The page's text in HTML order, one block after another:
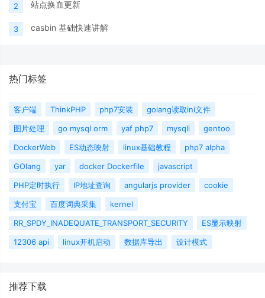
2 站点换血更新
3 casbin 基础快速讲解
热门标签
客户端 ThinkPHP php7安装
golang读取ini文件
图片处理
go mysql orm yaf php7 mysqli
gentoo
DockerWeb
ES动态映射 linux基础教程
php7 alpha
GOlang
yar docker Dockerfile
javascript
PHP定时执行
IP地址查询 angularjs provider
cookie
支付宝
百度词典采集
kernel
RR_SPDY_INADEQUATE_TRANSPORT_SECURITY
ES显示映射
12306 api
linux开机启动 数据库导出 设计模式
推荐下载